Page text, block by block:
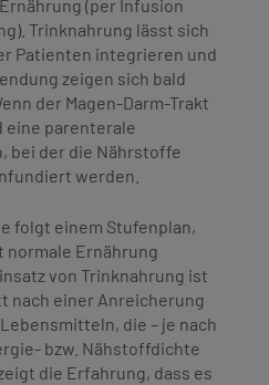
(per Infusion
Trinknahrung lässt sich
Patienten integrieren und
zeigen sich bald
der Magen-Darm-Trakt
parenterale
bei der die Nährstoffe
werden.
folgt einem Stufenplan,
normale Ernährung
von Trinknahrung ist
nach einer Anreicherung
die – je nach
bzw. Nähstoffdichte
die Erfahrung, dass es